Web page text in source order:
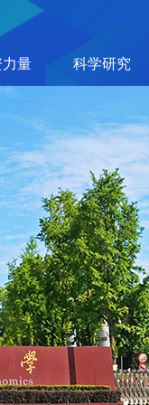
力量 科学研究